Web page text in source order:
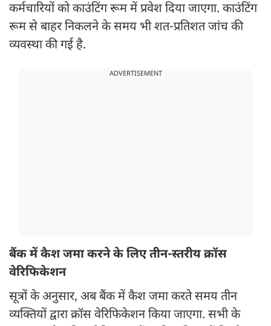
कर्मचारियों को काउंटिंग रूम में प्रवेश दिया जाएगा. काउंटिंग
रूम से बाहर निकलने के समय भी शत-प्रतिशत जांच की
व्यवस्था की गई है.
ADVERTISEMENT
बैंक में कैश जमा करने के लिए तीन-स्तरीय क्रॉस
वेरिफिकेशन
सूत्रों के अनुसार, अब बैंक में कैश जमा करते समय तीन
व्यक्तियों द्वारा क्रॉस वेरिफिकेशन किया जाएगा. सभी के